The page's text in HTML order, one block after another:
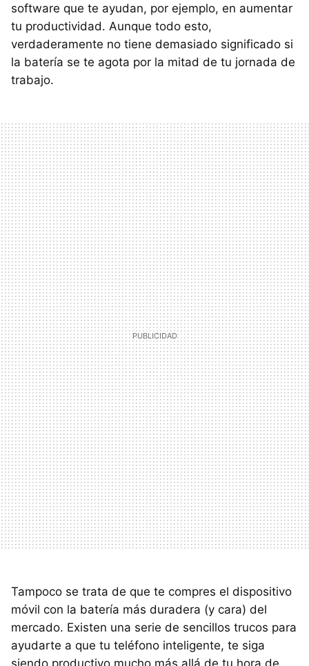
software que te ayudan, por ejemplo, en aumentar
tu productividad. Aunque todo esto,
verdaderamente no tiene demasiado significado si
la batería se te agota por la mitad de tu jornada de
trabajo.
Tampoco se trata de que te compres el dispositivo
móvil con la batería más duradera (y cara) del
mercado. Existen una serie de sencillos trucos para
ayudarte a que tu teléfono inteligente, te siga
siendo productivo mucho más allá de tu hora de